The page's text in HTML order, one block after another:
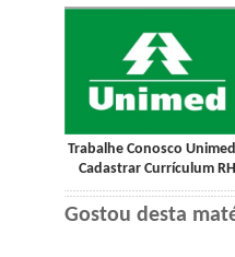
Trabalhe Conosco
Cadastrar Currículum RH
Gostou desta